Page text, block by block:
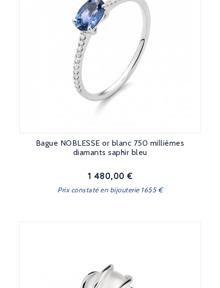
Bague NOBLESSE or blanc 750 millièmes
diamants saphir bleu
Prix
1 480,00 €
Prix constaté en bijouterie 1655 €